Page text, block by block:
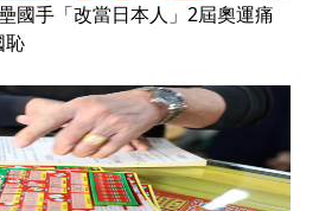
國手「改當日本人」2屆奧運痛
恥